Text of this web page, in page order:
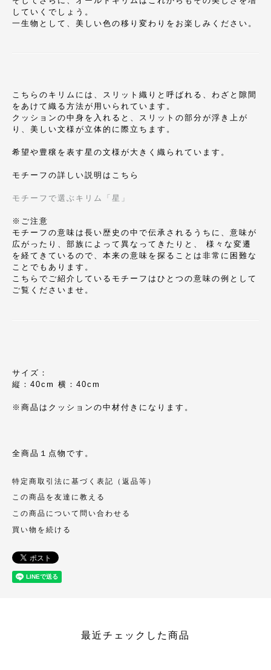
していくでしょう。
一生物として、美しい色の移り変わりをお楽しみください。
こちらのキリムには、スリット織りと呼ばれる、わざと隙間
をあけて織る方法が用いられています。
クッションの中身を入れると、スリットの部分が浮き上が
り、美しい文様が立体的に際立ちます。
希望や豊穣を表す星の文様が大きく織られています。
モチーフの詳しい説明はこちら
モチーフで選ぶキリム「星」
※ご注意
モチーフの意味は長い歴史の中で伝承されるうちに、意味が
広がったり、部族によって異なってきたりと、 様々な変遷
を経てきているので、本来の意味を探ることは非常に困難な
ことでもあります。
こちらでご紹介しているモチーフはひとつの意味の例として
ご覧くださいませ。
サイズ：
縦：40cm 横：40cm
※商品はクッションの中材付きになります。
全商品１点物です。
特定商取引法に基づく表記（返品等）
この商品を友達に教える
この商品について問い合わせる
買い物を続ける
最近チェックした商品